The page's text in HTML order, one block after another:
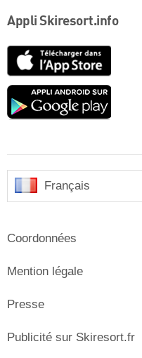
Appli Skiresort.info
Google
Français
Coordonnées
Mention légale
Presse
Publicité sur Skiresort.fr